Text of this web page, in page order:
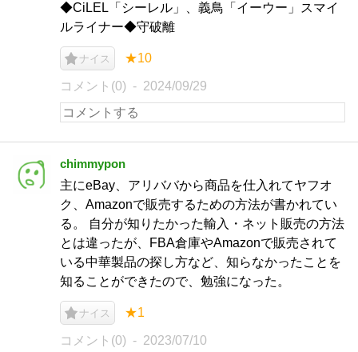
◆CiLEL「シーレル」、義鳥「イーウー」スマイ
ルライナー◆守破離
ナイス ★10
コメント(0) 2024/09/29
chimmypon
主にeBay、アリババから商品を仕入れてヤフオ
ク、Amazonで販売するための方法が書かれてい
る。 自分が知りたかった輸入・ネット販売の方法
とは違ったが、FBA倉庫やAmazonで販売されて
いる中華製品の探し方など、知らなかったことを
知ることができたので、勉強になった。
ナイス ★1
コメント(0) 2023/07/10